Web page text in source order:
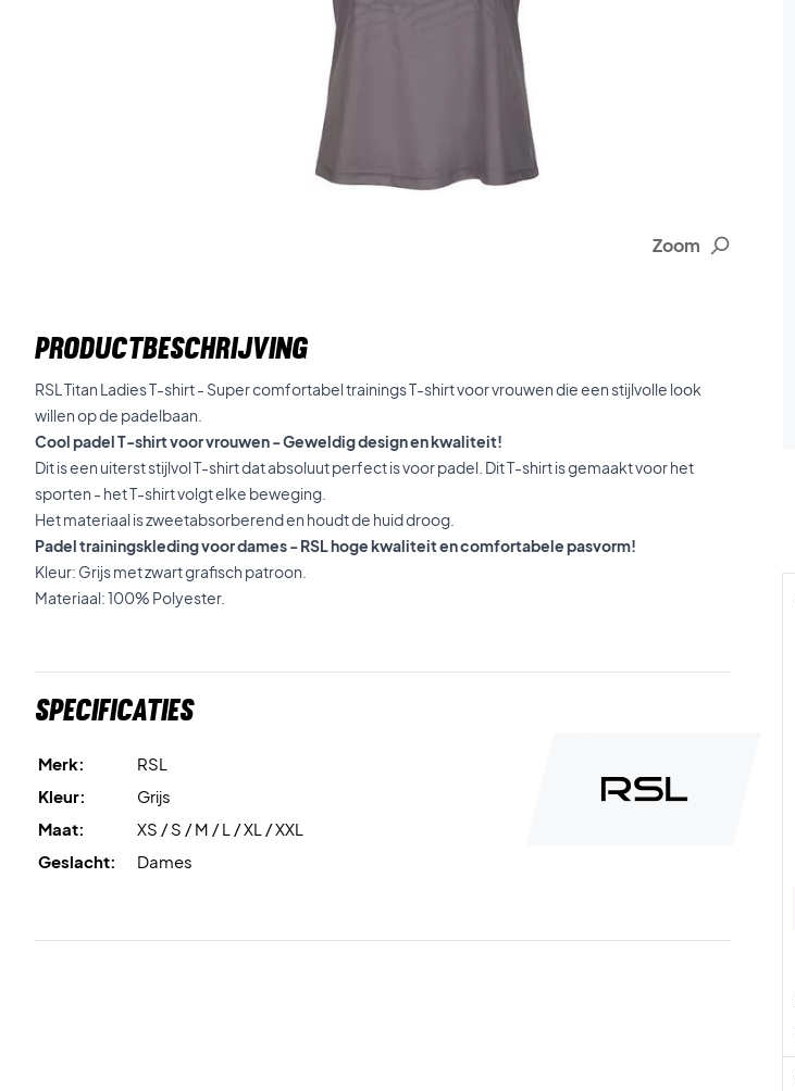
Zoom
PRODUCTBESCHRIJVING
RSL Titan Ladies T-shirt - Super comfortabel trainings T-shirt voor vrouwen die een stijlvolle look
willen op de padelbaan.
Cool padel T-shirt voor vrouwen - Geweldig design en kwaliteit!
Dit is een uiterst stijlvol T-shirt dat absoluut perfect is voor padel. Dit T-shirt is gemaakt voor het
sporten - het T-shirt volgt elke beweging.
Het materiaal is zweetabsorberend en houdt de huid droog.
Padel trainingskleding voor dames - RSL hoge kwaliteit en comfortabele pasvorm!
Kleur: Grijs met zwart grafisch patroon.
Materiaal: 100% Polyester.
Specificaties
Merk:
RSL
Kleur:
Grijs
Maat:
XS / S / M / L / XL / XXL
Geslacht:
Dames